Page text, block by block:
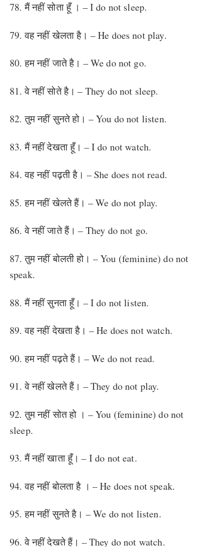
78. मैं नहीं सोता हूँ । – I do not sleep.
79. वह नहीं खेलता है। – He does not play.
80. हम नहीं जाते है। – We do not go.
81. वे नहीं सोते है। – They do not sleep.
82. तुम नहीं सुनते हो। – You do not listen.
83. मैं नहीं देखता हूँ। – I do not watch.
84. वह नहीं पढ़ती है। – She does not read.
85. हम नहीं खेलते हैं। – We do not play.
86. वे नहीं जाते हैं। – They do not go.
87. तुम नहीं बोलती हो। – You (feminine) do not
speak.
88. मैं नहीं सुनता हूँ। – I do not listen.
89. वह नहीं देखता है। – He does not watch.
90. हम नहीं पढ़ते हैं। – We do not read.
91. वे नहीं खेलते हैं। – They do not play.
92. तुम नहीं सोत हो । – You (feminine) do not
sleep.
93. मैं नहीं खाता हूँ। – I do not eat.
94. वह नहीं बोलता है । – He does not speak.
95. हम नहीं सुनते है। – We do not listen.
96. वे नहीं देखते हैं। – They do not watch.